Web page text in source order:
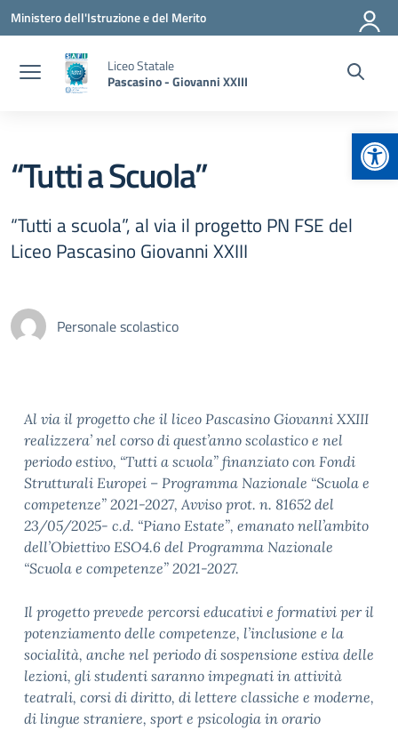
Vai ai contenuti
Vai al menu di navigazione
Vai al footer
Ministero dell'Istruzione e del Merito
Liceo Statale
Pascasino - Giovanni XXIII
“Tutti a Scuola”
“Tutti a scuola”, al via il progetto PN FSE del
Liceo Pascasino Giovanni XXIII
Personale scolastico
Al via il progetto che il liceo Pascasino Giovanni XXIII
realizzera’ nel corso di quest’anno scolastico e nel
periodo estivo, “Tutti a scuola” finanziato con Fondi
Strutturali Europei – Programma Nazionale “Scuola e
competenze” 2021-2027, Avviso prot. n. 81652 del
23/05/2025- c.d. “Piano Estate”, emanato nell’ambito
dell’Obiettivo ESO4.6 del Programma Nazionale
“Scuola e competenze” 2021-2027.
Il progetto prevede percorsi educativi e formativi per il
potenziamento delle competenze, l’inclusione e la
socialità, anche nel periodo di sospensione estiva delle
lezioni, gli studenti saranno impegnati in attività
teatrali, corsi di diritto, di lettere classiche e moderne,
di lingue straniere, sport e psicologia in orario